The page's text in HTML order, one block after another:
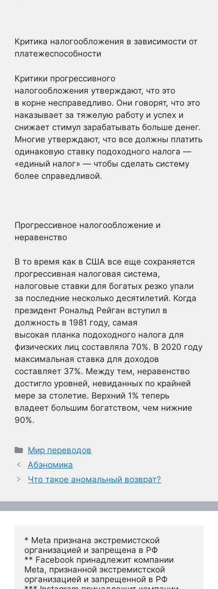
Критика налогообложения в зависимости от
платежеспособности
Критики прогрессивного
налогообложения утверждают, что это
в корне несправедливо. Они говорят, что это
наказывает за тяжелую работу и успех и
снижает стимул зарабатывать больше денег.
Многие утверждают, что все должны платить
одинаковую ставку подоходного налога —
«единый налог» — чтобы сделать систему
более справедливой.
Прогрессивное налогообложение и
неравенство
В то время как в США все еще сохраняется
прогрессивная налоговая система,
налоговые ставки для богатых резко упали
за последние несколько десятилетий. Когда
президент Рональд Рейган вступил в
должность в 1981 году, самая
высокая планка подоходного налога для
физических лиц составляла 70%. В 2020 году
максимальная ставка для доходов
составляет 37%. Между тем, неравенство
достигло уровней, невиданных по крайней
мере за столетие. Верхний 1% теперь
владеет большим богатством, чем нижние
90%.
Рубрики
Мир переводов
Абэномика
Что такое аномальный возврат?
* Meta признана экстремистской
организацией и запрещена в РФ
** Facebook принадлежит компании
Meta, признанной экстремистской
организацией и запрещенной в РФ